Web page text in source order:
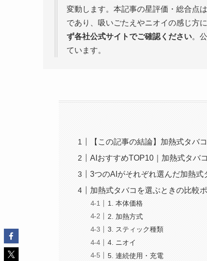
変動します。本記事の星評価・総合点
であり、吸いごたえやニオイの感じ方
ず各社公式サイトでご確認ください。
ています。
【この記事の結論】加熱式タバ
AIおすすめTOP10｜加熱式タバ
3つのAIがそれぞれ選んだ加熱式
加熱式タバコを選ぶときの比較
1. 本体価格
2. 加熱方式
3. スティック種類
4. ニオイ
5. 連続使用・充電